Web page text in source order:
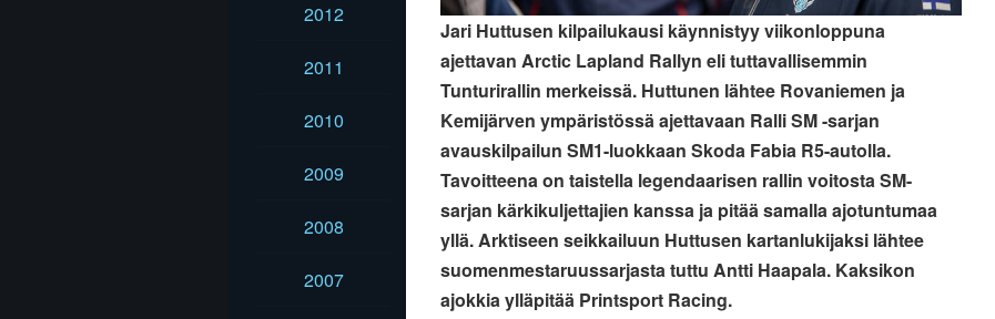
2012
2011
2010
2009
2008
2007
Jari Huttusen kilpailukausi käynnistyy viikonloppuna
ajettavan Arctic Lapland Rallyn eli tuttavallisemmin
Tunturirallin merkeissä. Huttunen lähtee Rovaniemen ja
Kemijärven ympäristössä ajettavaan Ralli SM -sarjan
avauskilpailun SM1-luokkaan Skoda Fabia R5-autolla.
Tavoitteena on taistella legendaarisen rallin voitosta SM-
sarjan kärkikuljettajien kanssa ja pitää samalla ajotuntumaa
yllä. Arktiseen seikkailuun Huttusen kartanlukijaksi lähtee
suomenmestaruussarjasta tuttu Antti Haapala. Kaksikon
ajokkia ylläpitää Printsport Racing.